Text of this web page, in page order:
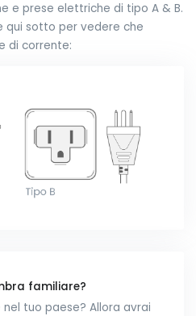
e prese elettriche di tipo A & B.
qui sotto per vedere che
di corrente:
familiare?
tuo paese? Allora avrai